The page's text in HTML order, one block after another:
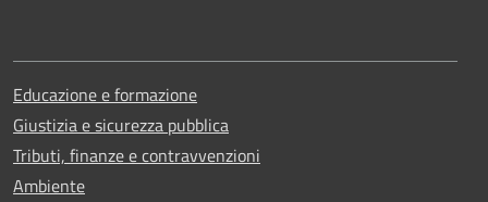
Educazione e formazione
Giustizia e sicurezza pubblica
Tributi, finanze e contravvenzioni
Ambiente